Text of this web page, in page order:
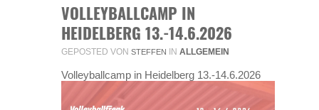
VOLLEYBALLCAMP IN
HEIDELBERG 13.-14.6.2026
GEPOSTED VON STEFFEN IN ALLGEMEIN
Volleyballcamp in Heidelberg 13.-14.6.2026